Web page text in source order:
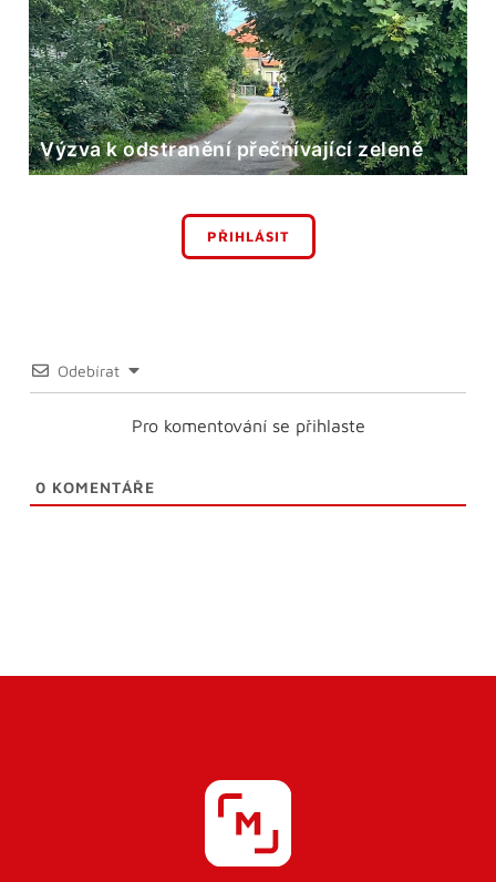
Výzva k odstranění přečnívající zeleně
PŘIHLÁSIT
Odebírat
Pro komentování se přihlaste
0 KOMENTÁŘE